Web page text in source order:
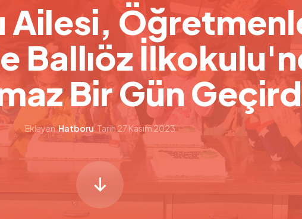
Ailesi,
Ballıöz
Bir Gün
Ekleyen Hatboru Tarih27 Kasım 2023